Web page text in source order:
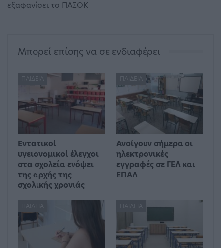
εξαφανίσει το ΠΑΣΟΚ
Μπορεί επίσης να σε ενδιαφέρει
ΠΑΙΔΕΊΑ
Εντατικοί
υγειονομικοί έλεγχοι
στα σχολεία ενόψει
της αρχής της
σχολικής χρονιάς
ΠΑΙΔΕΊΑ
Ανοίγουν σήμερα οι
ηλεκτρονικές
εγγραφές σε ΓΕΛ και
ΕΠΑΛ
ΠΑΙΔΕΊΑ ΠΑΙΔΕΊΑ